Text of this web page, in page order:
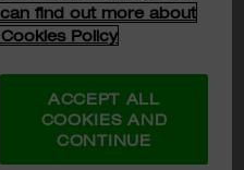
find out more about
Policy
ACCEPT ALL
COOKIES AND
CONTINUE